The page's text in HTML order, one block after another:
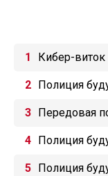
Кибер-виток
Полиция
Передовая
Полиция
Полиция